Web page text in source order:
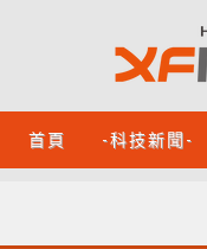
首頁 -科技新聞-